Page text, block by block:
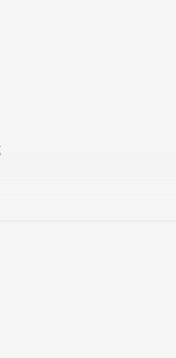
無際，是詩，讓所謂的現實
跟慾望的規模，無論青春
真地去生活。
時候，也就是世界開啟它自
詩 與 生活
品，至今仍然無法忘卻。
人生中有詩意的陪伴，是